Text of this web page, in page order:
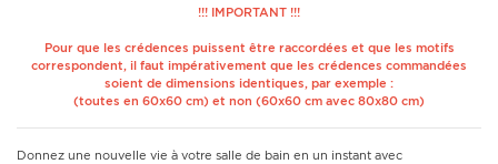
!!! IMPORTANT !!!
Pour que les crédences puissent être raccordées et que les motifs
correspondent, il faut impérativement que les crédences commandées
soient de dimensions identiques, par exemple :
(toutes en 60x60 cm) et non (60x60 cm avec 80x80 cm)
Donnez une nouvelle vie à votre salle de bain en un instant avec